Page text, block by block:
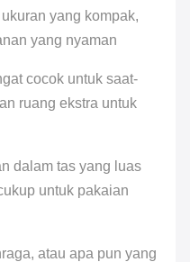
yang kompak,
yang nyaman
cocok untuk saat-
ruang ekstra untuk
dalam tas yang luas
untuk pakaian
atau apa pun yang